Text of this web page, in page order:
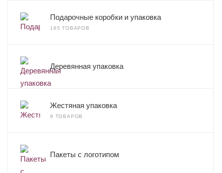
Подарочные коробки и упаковка
165 ТОВАРОВ
Деревянная упаковка
Жестяная упаковка
9 ТОВАРОВ
Пакеты с логотипом